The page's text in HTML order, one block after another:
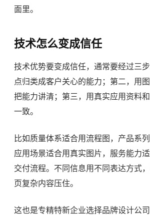
面里。
技术怎么变成信任
技术优势要变成信任，通常要经过三
点归类成客户关心的能力；第二，用
把能力讲清；第三，用真实应用资料
一致。
比如质量体系适合用流程图，产品系列
应用场景适合用真实图片，服务能力
交付流程。不同信息用不同表达方式
页复杂内容压住。
这也是专精特新企业选择品牌设计公司